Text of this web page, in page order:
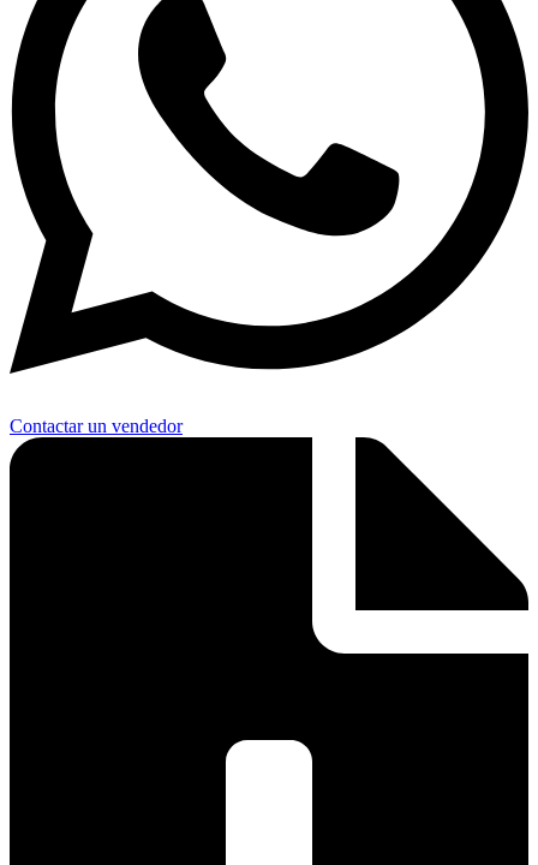
Contactar un vendedor